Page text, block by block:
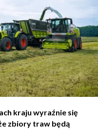
kraju wyraźnie się
zbiory traw będą